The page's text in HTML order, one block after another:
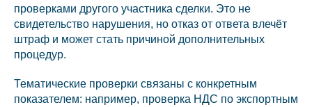
проверками другого участника сделки. Это не
свидетельство нарушения, но отказ от ответа влечёт
штраф и может стать причиной дополнительных
процедур.
Тематические проверки связаны с конкретным
показателем: например, проверка НДС по экспортным